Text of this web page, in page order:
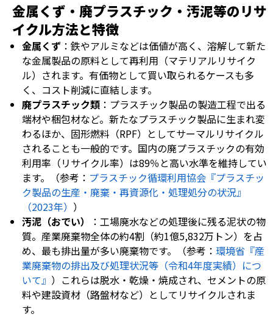
金属くず・廃プラスチック・汚泥等のリサ
イクル方法と特徴
金属くず ：鉄やアルミなどは価値が高く、溶解して新た
な金属製品の原料として再利用（マテリアルリサイク
ル）されます。有価物として買い取られるケースも多
く、コスト削減に直結します。
廃プラスチック類 ：プラスチック製品の製造工程で出る
端材や梱包材など。新たなプラスチック製品に生まれ変
わるほか、固形燃料（RPF）としてサーマルリサイクル
されることも一般的です。国内の廃プラスチックの有効
利用率（リサイクル率）は89％と高い水準を維持してい
ます。（参考： プラスチック循環利用協会『プラスチッ
ク製品の生産・廃棄・再資源化・処理処分の状況』
（2023年） ）
汚泥（おでい）
：工場廃水などの処理後に残る泥状の物
質。産業廃棄物全体の約4割（約1億5,832万トン）を占
め、最も排出量が多い廃棄物です。（参考： 環境省『産
業廃棄物の排出及び処理状況等（令和4年度実績）につ
いて』 ）これらは脱水・乾燥・焼成され、セメントの原
料や建設資材（路盤材など）としてリサイクルされま
す。